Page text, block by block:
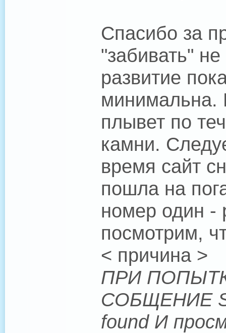
Спасибо за
"забивать"
развитие
минимальна.
плывет по
камни.
время сайт
пошла на
номер один -
посмотрим,
< причина >
ПРИ
СОБЩЕНИЕ
found И